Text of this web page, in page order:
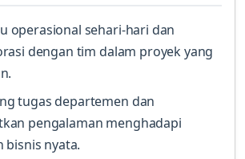
operasional sehari-hari dan
dengan tim dalam proyek yang
tugas departemen dan
pengalaman menghadapi
bisnis nyata.